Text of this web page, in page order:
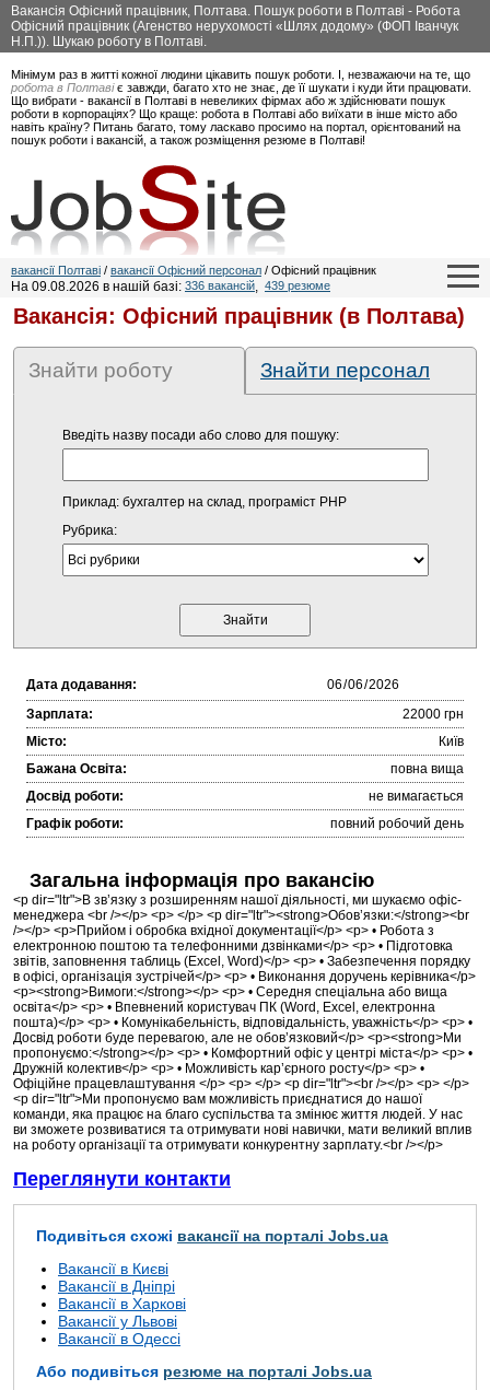
Вакансія Офісний працівник, Полтава. Пошук роботи в Полтаві - Робота
Офісний працівник (Агенство нерухомості «Шлях додому» (ФОП Іванчук
Н.П.)). Шукаю роботу в Полтаві.
Мінімум раз в житті кожної людини цікавить пошук роботи. І, незважаючи на те, що
робота в Полтавіє завжди, багато хто не знає, де її шукати і куди йти працювати.
Що вибрати - вакансії в Полтаві в невеликих фірмах або ж здійснювати пошук
роботи в корпораціях? Що краще: робота в Полтаві або виїхати в інше місто або
навіть країну? Питань багато, тому ласкаво просимо на портал, орієнтований на
пошук роботи і вакансій, а також розміщення резюме в Полтаві!
вакансії Полтаві / вакансії Офісний персонал / Офісний працівник
На 09.08.2026 в нашій базі: 336 вакансій, 439 резюме
Вакансія: Офісний працівник (в Полтава)
Знайти роботу Знайти персонал
Введіть назву посади або слово для пошуку:
Приклад: бухгалтер на склад, програміст PHP
Рубрика:
Дата додавання:
Зарплата:
22000 грн
Місто:
Київ
Бажана Освіта:
повна вища
Досвід роботи:
не вимагається
Графік роботи:
повний робочий день
Загальна інформація про вакансію
<p dir="ltr">В зв’язку з розширенням нашої діяльності, ми шукаємо офіс-
менеджера <br /></p> <p> </p> <p dir="ltr"><strong>Обов’язки:</strong><br
/></p> <p>Прийом і обробка вхідної документації</p> <p> • Робота з
електронною поштою та телефонними дзвінками</p> <p> • Підготовка
звітів, заповнення таблиць (Excel, Word)</p> <p> • Забезпечення порядку
в офісі, організація зустрічей</p> <p> • Виконання доручень керівника</p>
<p><strong>Вимоги:</strong></p> <p> • Середня спеціальна або вища
освіта</p> <p> • Впевнений користувач ПК (Word, Excel, електронна
пошта)</p> <p> • Комунікабельність, відповідальність, уважність</p> <p> •
Досвід роботи буде перевагою, але не обов’язковий</p> <p><strong>Ми
пропонуємо:</strong></p> <p> • Комфортний офіс у центрі міста</p> <p> •
Дружній колектив</p> <p> • Можливість кар’єрного росту</p> <p> •
Офіційне працевлаштування </p> <p> </p> <p dir="ltr"><br /></p> <p> </p>
<p dir="ltr">Ми пропонуємо вам можливість приєднатися до нашої
команди, яка працює на благо суспільства та змінює життя людей. У нас
ви зможете розвиватися та отримувати нові навички, мати великий вплив
на роботу організації та отримувати конкурентну зарплату.<br /></p>
Переглянути контакти
Подивіться схожі вакансії на порталі Jobs.ua
Вакансії в Києві
Вакансії в Дніпрі
Вакансії в Харкові
Вакансії у Львові
Вакансії в Одессі
Або подивіться резюме на порталі Jobs.ua